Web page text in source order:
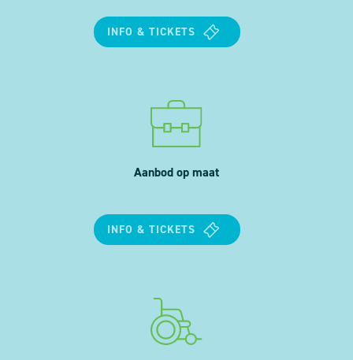
INFO & TICKETS
Aanbod op maat
INFO & TICKETS